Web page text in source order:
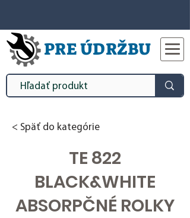
PRE ÚDRŽBU
< Späť do kategórie
TE 822
BLACK&WHITE
ABSORPČNÉ ROLKY